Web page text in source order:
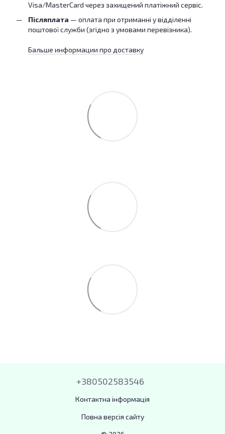
Visa/MasterCard через захищений платіжний сервіс.
Післяплата — оплата при отриманні у відділенні
поштової служби (згідно з умовами перевізника).
Бальше информации про доставку
+380502583546
Контактна інформація
Повна версія сайту